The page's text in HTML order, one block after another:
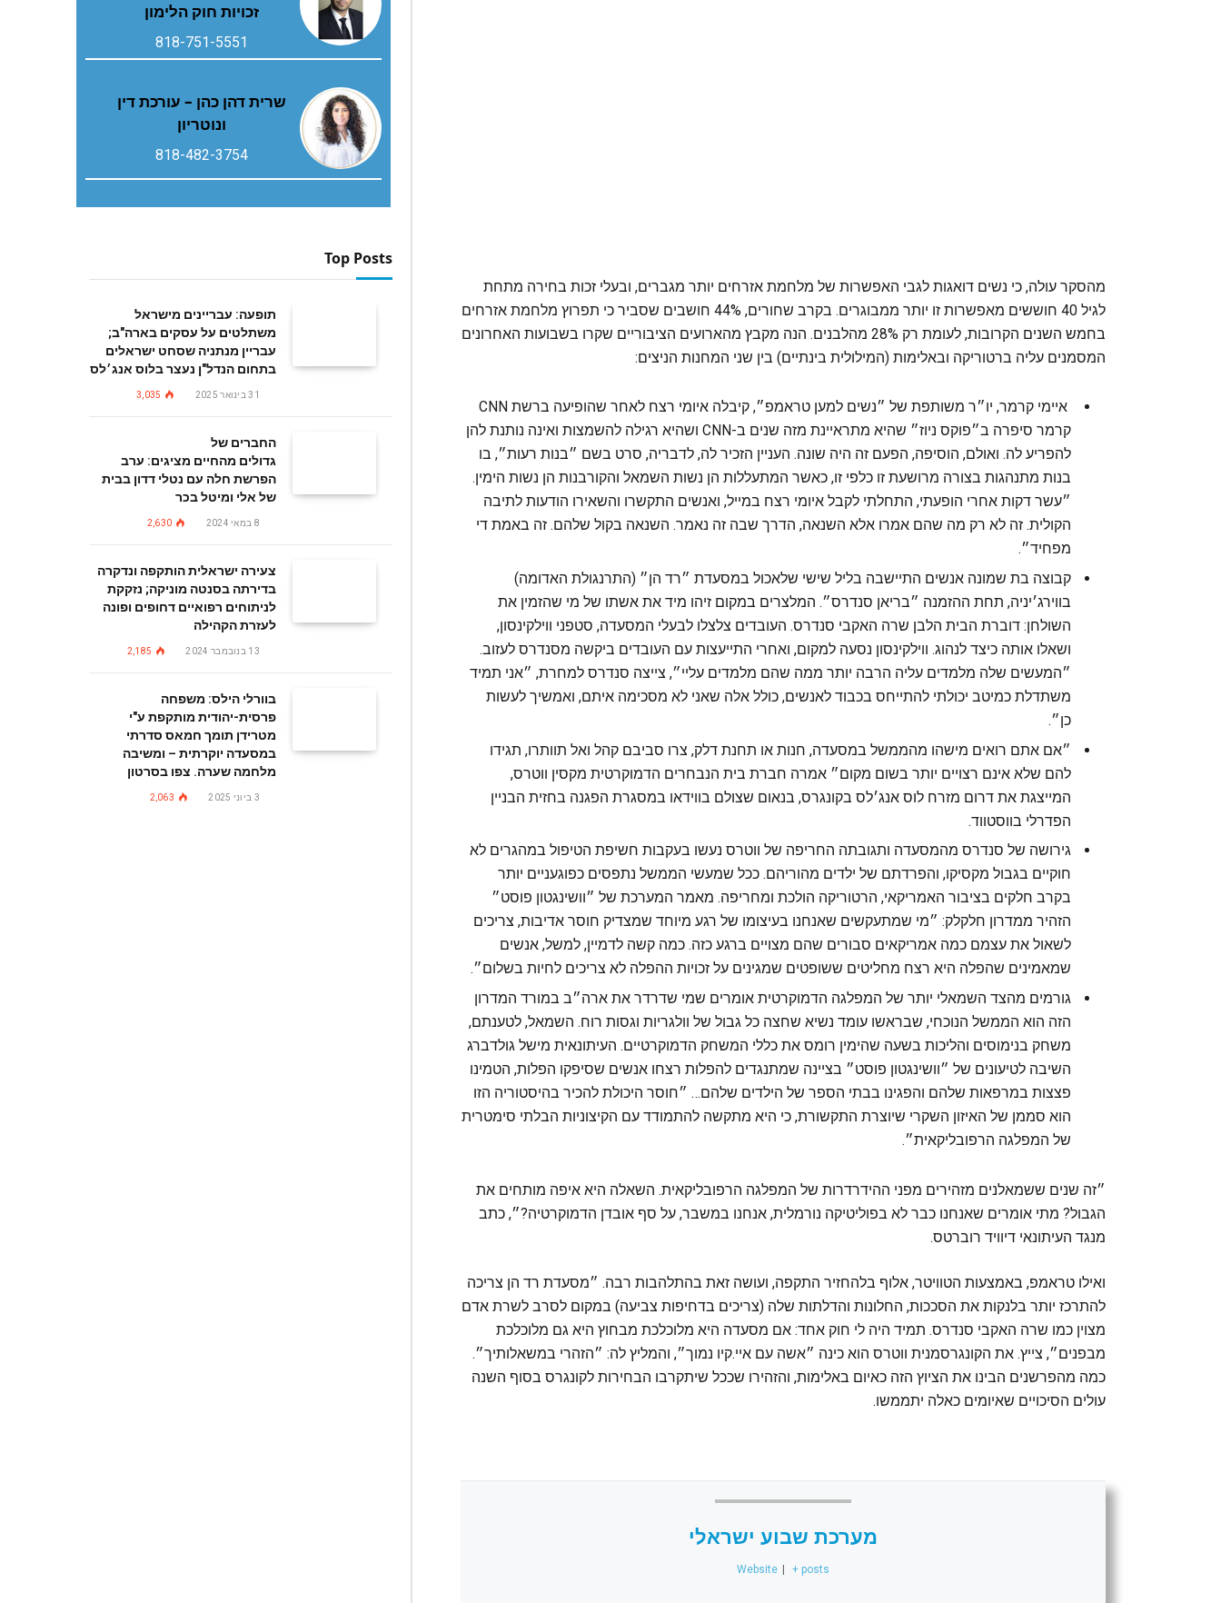
מהסקר עולה, כי נשים דואגות לגבי האפשרות של מלחמת אזרחים יותר מגברים, ובעלי זכות בחירה מתחת
לגיל 40 חוששים מאפשרות זו יותר ממבוגרים. בקרב שחורים, 44% חושבים שסביר כי תפרוץ מלחמת אזרחים
בחמש השנים הקרובות, לעומת רק 28% מהלבנים. הנה מקבץ מהארועים הציבוריים שקרו בשבועות האחרונים
המסמנים עליה ברטוריקה ובאלימות (המילולית בינתיים) בין שני המחנות הניצים:
איימי קרמר, יו״ר משותפת של ״נשים למען טראמפ״, קיבלה איומי רצח לאחר שהופיעה ברשת CNN
קרמר סיפרה ב״פוקס ניוז״ שהיא מתראיינת מזה שנים ב-CNN ושהיא רגילה להשמצות ואינה נותנת להן
להפריע לה. ואולם, הוסיפה, הפעם זה היה שונה. העניין הזכיר לה, לדבריה, סרט בשם ״בנות רעות״, בו
בנות מתנהגות בצורה מרושעת זו כלפי זו, כאשר המתעללות הן נשות השמאל והקורבנות הן נשות הימין.
״עשר דקות אחרי הופעתי, התחלתי לקבל איומי רצח במייל, ואנשים התקשרו והשאירו הודעות לתיבה
הקולית. זה לא רק מה שהם אמרו אלא השנאה, הדרך שבה זה נאמר. השנאה בקול שלהם. זה באמת די
מפחיד״.
קבוצה בת שמונה אנשים התיישבה בליל שישי שלאכול במסעדת ״רד הן״ (התרנגולת האדומה)
בווירג׳יניה, תחת ההזמנה ״בריאן סנדרס״. המלצרים במקום זיהו מיד את אשתו של מי שהזמין את
השולחן: דוברת הבית הלבן שרה האקבי סנדרס. העובדים צלצלו לבעלי המסעדה, סטפני ווילקינסון,
ושאלו אותה כיצד לנהוג. ווילקינסון נסעה למקום, ואחרי התייעצות עם העובדים ביקשה מסנדרס לעזוב.
״המעשים שלה מלמדים עליה הרבה יותר ממה שהם מלמדים עליי״, צייצה סנדרס למחרת, ״אני תמיד
משתדלת כמיטב יכולתי להתייחס בכבוד לאנשים, כולל אלה שאני לא מסכימה איתם, ואמשיך לעשות
כן״.
״אם אתם רואים מישהו מהממשל במסעדה, חנות או תחנת דלק, צרו סביבם קהל ואל תוותרו, תגידו
להם שלא אינם רצויים יותר בשום מקום״ אמרה חברת בית הנבחרים הדמוקרטית מקסין ווטרס,
המייצגת את דרום מזרח לוס אנג׳לס בקונגרס, בנאום שצולם בווידאו במסגרת הפגנה בחזית הבניין
הפדרלי בווסטווד.
גירושה של סנדרס מהמסעדה ותגובתה החריפה של ווטרס נעשו בעקבות חשיפת הטיפול במהגרים לא
חוקיים בגבול מקסיקו, והפרדתם של ילדים מהוריהם. ככל שמעשי הממשל נתפסים כפוגעניים יותר
בקרב חלקים בציבור האמריקאי, הרטוריקה הולכת ומחריפה. מאמר המערכת של ״וושינגטון פוסט״
הזהיר ממדרון חלקלק: ״מי שמתעקשים שאנחנו בעיצומו של רגע מיוחד שמצדיק חוסר אדיבות, צריכים
לשאול את עצמם כמה אמריקאים סבורים שהם מצויים ברגע כזה. כמה קשה לדמיין, למשל, אנשים
שמאמינים שהפלה היא רצח מחליטים ששופטים שמגינים על זכויות ההפלה לא צריכים לחיות בשלום״.
גורמים מהצד השמאלי יותר של המפלגה הדמוקרטית אומרים שמי שדרדר את ארה״ב במורד המדרון
הזה הוא הממשל הנוכחי, שבראשו עומד נשיא שחצה כל גבול של וולגריות וגסות רוח. השמאל, לטענתם,
משחק בנימוסים והליכות בשעה שהימין רומס את כללי המשחק הדמוקרטיים. העיתונאית מישל גולדברג
השיבה לטיעונים של ״וושינגטון פוסט״ בציינה שמתנגדים להפלות רצחו אנשים שסיפקו הפלות, הטמינו
פצצות במרפאות שלהם והפגינו בבתי הספר של הילדים שלהם… ״חוסר היכולת להכיר בהיסטוריה הזו
הוא סממן של האיזון השקרי שיוצרת התקשורת, כי היא מתקשה להתמודד עם הקיצוניות הבלתי סימטרית
של המפלגה הרפובליקאית״.
״זה שנים ששמאלנים מזהירים מפני ההידרדרות של המפלגה הרפובליקאית. השאלה היא איפה מותחים את
הגבול? מתי אומרים שאנחנו כבר לא בפוליטיקה נורמלית, אנחנו במשבר, על סף אובדן הדמוקרטיה?״, כתב
מנגד העיתונאי דיוויד רוברטס.
ואילו טראמפ, באמצעות הטוויטר, אלוף בלהחזיר התקפה, ועושה זאת בהתלהבות רבה. ״מסעדת רד הן צריכה
להתרכז יותר בלנקות את הסככות, החלונות והדלתות שלה (צריכים בדחיפות צביעה) במקום לסרב לשרת אדם
מצוין כמו שרה האקבי סנדרס. תמיד היה לי חוק אחד: אם מסעדה היא מלוכלכת מבחוץ היא גם מלוכלכת
מבפנים״, צייץ. את הקונגרסמנית ווטרס הוא כינה ״אשה עם איי.קיו נמוך״, והמליץ לה: ״הזהרי במשאלותיך״.
כמה מהפרשנים הבינו את הציוץ הזה כאיום באלימות, והזהירו שככל שיתקרבו הבחירות לקונגרס בסוף השנה
עולים הסיכויים שאיומים כאלה יתממשו.
מערכת שבוע ישראלי
Website + posts
זכויות חוק הלימון
818-751-5551
שרית דהן כהן – עורכת דין
ונוטריון
818-482-3754
Top Posts
תופעה: עבריינים מישראל
משתלטים על עסקים בארה"ב;
עבריין מנתניה שסחט ישראלים
בתחום הנדל"ן נעצר בלוס אנג׳לס
31 בינואר 2025 3,035
החברים של
גדולים מהחיים מציגים: ערב
הפרשת חלה עם נטלי דדון בבית
של אלי ומיטל בכר
8 במאי 2024 2,630
צעירה ישראלית הותקפה ונדקרה
בדירתה בסנטה מוניקה; נזקקת
לניתוחים רפואיים דחופים ופונה
לעזרת הקהילה
13 בנובמבר 2024 2,185
בוורלי הילס: משפחה
פרסית-יהודית מותקפת ע"י
מטרידן תומך חמאס סדרתי
במסעדה יוקרתית – ומשיבה
מלחמה שערה. צפו בסרטון
3 ביוני 2025 2,063